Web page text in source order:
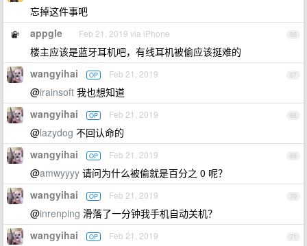
忘掉这件事吧
66
appgle Feb 21, 2019 via iPhone
楼主应该是蓝牙耳机吧，有线耳机被偷应该挺难的
67
wangyihai OP Feb 21, 2019
@irainsoft 我也想知道
68
wangyihai OP Feb 21, 2019
@lazydog 不回认命的
69
wangyihai OP Feb 21, 2019
@amwyyyy 请问为什么被偷就是百分之 0 呢？
70
wangyihai OP Feb 21, 2019
@inrenping 滑落了一分钟我手机自动关机？
71
wangyihai OP Feb 21, 2019